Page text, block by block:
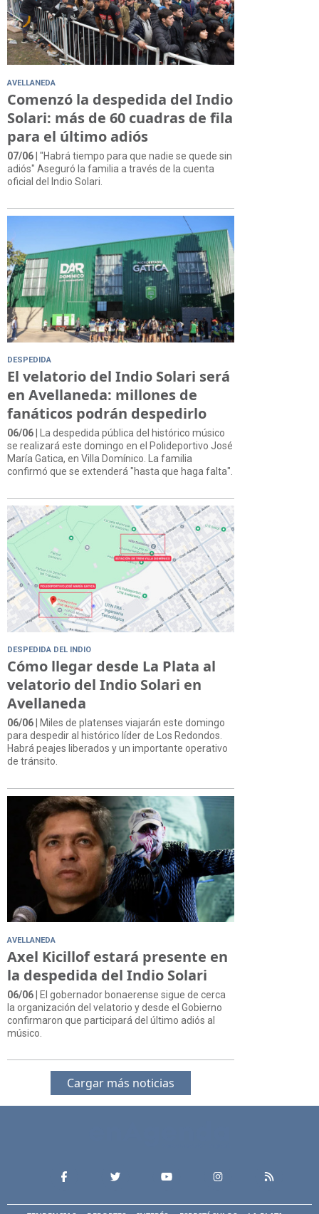
AVELLANEDA
Comenzó la despedida del Indio
Solari: más de 60 cuadras de fila
para el último adiós
07/06| "Habrá tiempo para que nadie se quede sin
adiós" Aseguró la familia a través de la cuenta
oficial del Indio Solari.
DESPEDIDA
El velatorio del Indio Solari será
en Avellaneda: millones de
fanáticos podrán despedirlo
06/06 | La despedida pública del histórico músico
se realizará este domingo en el Polideportivo José
María Gatica, en Villa Domínico. La familia
confirmó que se extenderá "hasta que haga falta".
DESPEDIDA DEL INDIO
Cómo llegar desde La Plata al
velatorio del Indio Solari en
Avellaneda
06/06 | Miles de platenses viajarán este domingo
para despedir al histórico líder de Los Redondos.
Habrá peajes liberados y un importante operativo
de tránsito.
AVELLANEDA
Axel Kicillof estará presente en
la despedida del Indio Solari
06/06 | El gobernador bonaerense sigue de cerca
la organización del velatorio y desde el Gobierno
confirmaron que participará del último adiós al
músico.
Cargar más noticias